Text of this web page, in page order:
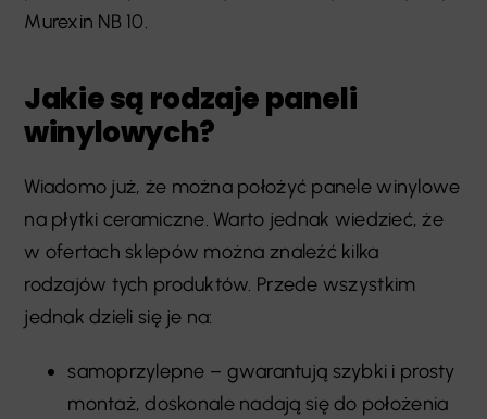
Murexin NB 10.
Jakie są rodzaje paneli
winylowych?
Wiadomo już, że można położyć panele winylowe
na płytki ceramiczne. Warto jednak wiedzieć, że
w ofertach sklepów można znaleźć kilka
rodzajów tych produktów. Przede wszystkim
jednak dzieli się je na:
samoprzylepne – gwarantują szybki i prosty
montaż, doskonale nadają się do położenia